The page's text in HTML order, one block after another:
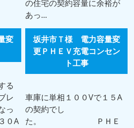
の住宅の契約容量に余裕が
あっ...
変
る
レ
っ
０A
坂井市Ｔ様 電力容量変
更ＰＨＥＶ充電コンセン
ト工事
車庫に単相１００Vで１５A
の契約でし
た。 ＰＨＥ